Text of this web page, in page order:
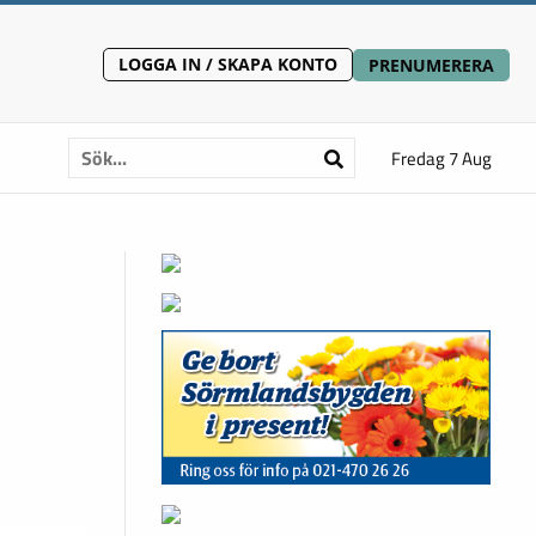
LOGGA IN / SKAPA KONTO PRENUMERERA
Fredag 7 Aug